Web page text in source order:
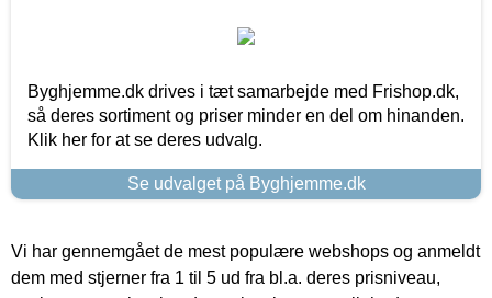
Byghjemme.dk drives i tæt samarbejde med Frishop.dk,
så deres sortiment og priser minder en del om hinanden.
Klik her for at se deres udvalg.
Se udvalget på Byghjemme.dk
Vi har gennemgået de mest populære webshops og anmeldt
dem med stjerner fra 1 til 5 ud fra bl.a. deres prisniveau,